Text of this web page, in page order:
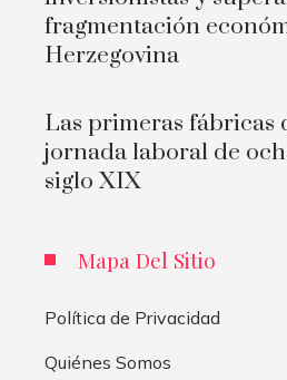
fragmentación
Herzegovina
Las primeras fábricas
jornada laboral de
siglo XIX
Mapa Del Sitio
Política de Privacidad
Quiénes Somos